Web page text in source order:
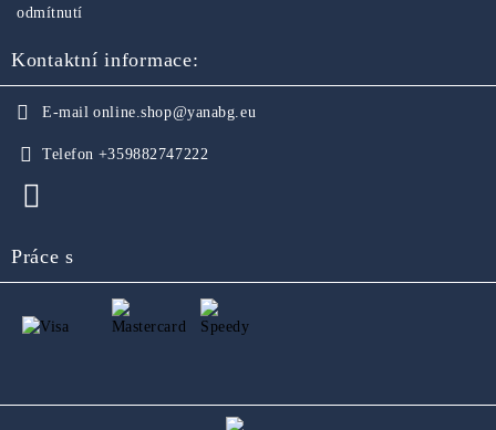
odmítnutí
Kontaktní informace:
E-mail online.shop@yanabg.eu
Telefon +359882747222
Práce s